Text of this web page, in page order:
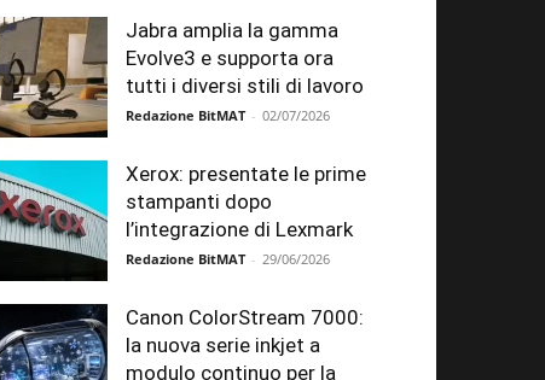
Jabra amplia la gamma
Evolve3 e supporta ora
tutti i diversi stili di lavoro
Redazione BitMAT - 02/07/2026
Xerox: presentate le prime
stampanti dopo
l’integrazione di Lexmark
Redazione BitMAT - 29/06/2026
Canon ColorStream 7000:
la nuova serie inkjet a
modulo continuo per la